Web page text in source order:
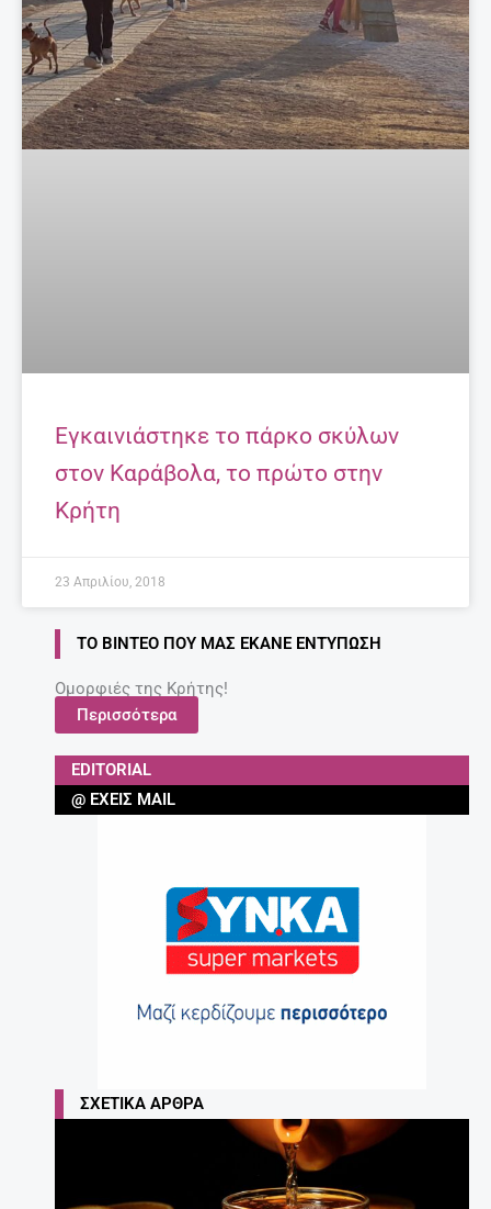
Εγκαινιάστηκε το πάρκο σκύλων
στον Καράβολα, το πρώτο στην
Κρήτη
23 Απριλίου, 2018
ΤΟ ΒΊΝΤΕΟ ΠΟΥ ΜΑΣ ΈΚΑΝΕ ΕΝΤΎΠΩΣΗ
Ομορφιές της Κρήτης!
Περισσότερα
EDITORIAL
@ ΈΧΕΙΣ MAIL
ΣΧΕΤΙΚΆ ΆΡΘΡΑ